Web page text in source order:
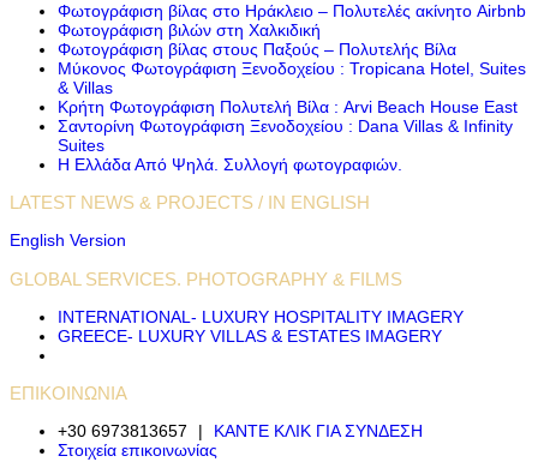
Φωτογράφιση βίλας στο Ηράκλειο – Πολυτελές ακίνητο Airbnb
Φωτογράφιση βιλών στη Χαλκιδική
Φωτογράφιση βίλας στους Παξούς – Πολυτελής Βίλα
Μύκονος Φωτογράφιση Ξενοδοχείου : Tropicana Hotel, Suites
& Villas
Κρήτη Φωτογράφιση Πολυτελή Βίλα : Arvi Beach House East
Σαντορίνη Φωτογράφιση Ξενοδοχείου : Dana Villas & Infinity
Suites
Η Ελλάδα Από Ψηλά. Συλλογή φωτογραφιών.
LATEST NEWS & PROJECTS / IN ENGLISH
English Version
GLOBAL SERVICES. PHOTOGRAPHY & FILMS
INTERNATIONAL- LUXURY HOSPITALITY IMAGERY
GREECE- LUXURY VILLAS & ESTATES IMAGERY
ΕΠΙΚΟΙΝΩΝΙΑ
+30 6973813657 |
ΚΑΝΤΕ ΚΛΙΚ ΓΙΑ ΣΥΝΔΕΣΗ
Στοιχεία επικοινωνίας